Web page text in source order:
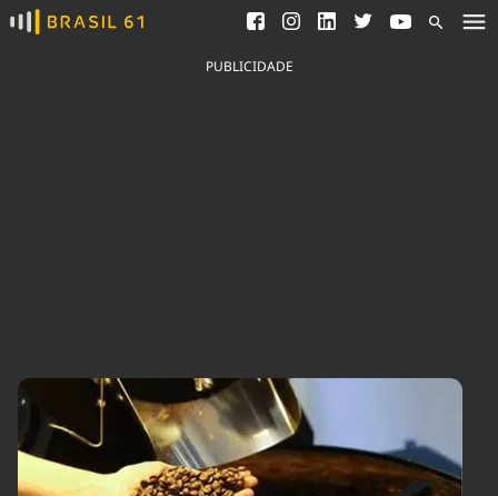
Ver todas as notícias
Saneamento
Indicadores
Brasil
Brasil Mineral
Ciência &
Comportamento
Cultura
Economia
Educação
Meio Ambiente
Podcast
Política
Saúde
PUBLICIDADE